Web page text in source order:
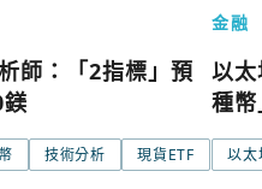
師：「2指標」預
技術分析
現貨ETF
金融
以
種
以太
Google
Apple
Email